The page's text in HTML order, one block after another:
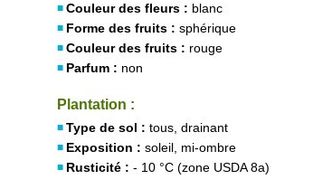
Couleur des fleurs : blanc
Forme des fruits : sphérique
Couleur des fruits : rouge
Parfum : non
Plantation :
Type de sol : tous, drainant
Exposition : soleil, mi-ombre
Rusticité : - 10 °C (zone USDA 8a)